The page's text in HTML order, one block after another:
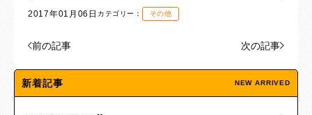
2017年01月06日 カテゴリー： その他
前の記事 次の記事
新着記事 NEW ARRIVED